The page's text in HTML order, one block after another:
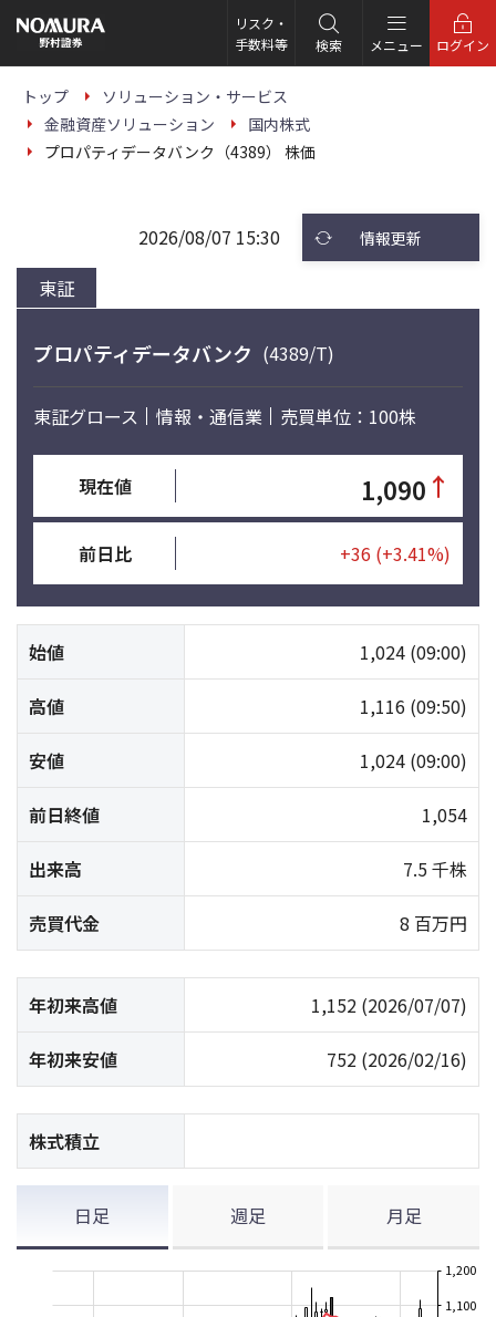
の
ー
リスク・
手数料等
検索 メニュー ログイン
トップ
ソリューション・サービス
金融資産ソリューション
国内株式
プロパティデータバンク（4389） 株価
東証
2026/08/07 15:30 情報更新
プロパティデータバンク (4389/T)
東証グロース 情報・通信業 売買単位：100株
現在値 1,090 ↑
前日比 +36 (+3.41%)
始値 1,024 (09:00)
高値 1,116 (09:50)
安値 1,024 (09:00)
前日終値 1,054
出来高 7.5 千株
売買代金 8 百万円
年初来高値 1,152 (2026/07/07)
年初来安値 752 (2026/02/16)
株式積立
日足 週足 月足
1,100
1,200